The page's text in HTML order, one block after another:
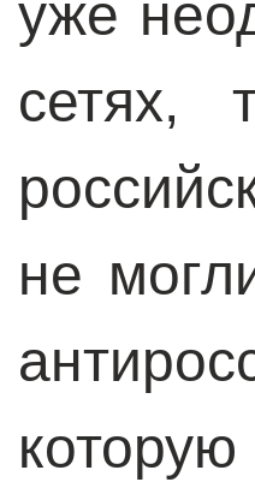
уже
сетях,
не